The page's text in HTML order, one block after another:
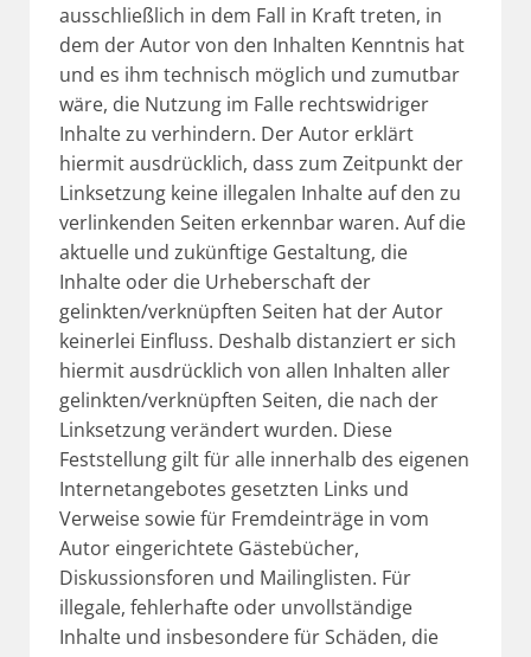
ausschließlich in dem Fall in Kraft treten, in
dem der Autor von den Inhalten Kenntnis hat
und es ihm technisch möglich und zumutbar
wäre, die Nutzung im Falle rechtswidriger
Inhalte zu verhindern. Der Autor erklärt
hiermit ausdrücklich, dass zum Zeitpunkt der
Linksetzung keine illegalen Inhalte auf den zu
verlinkenden Seiten erkennbar waren. Auf die
aktuelle und zukünftige Gestaltung, die
Inhalte oder die Urheberschaft der
gelinkten/verknüpften Seiten hat der Autor
keinerlei Einfluss. Deshalb distanziert er sich
hiermit ausdrücklich von allen Inhalten aller
gelinkten/verknüpften Seiten, die nach der
Linksetzung verändert wurden. Diese
Feststellung gilt für alle innerhalb des eigenen
Internetangebotes gesetzten Links und
Verweise sowie für Fremdeinträge in vom
Autor eingerichtete Gästebücher,
Diskussionsforen und Mailinglisten. Für
illegale, fehlerhafte oder unvollständige
Inhalte und insbesondere für Schäden, die